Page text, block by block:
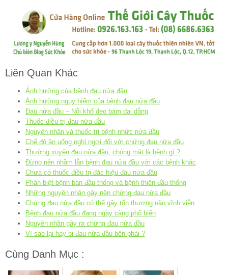
Liên Quan Khác
Ảnh hưởng của bệnh đau nửa đầu
Ảnh hưởng nguy hiểm của bệnh đau nửa đầu
Đau nửa đầu – Nỗi khổ đeo bám dai dẳng
Thuốc điều trị đau nửa đầu
Nguyên nhân và thuốc trị bệnh nhức nửa đầu
Chế độ ăn uống nghỉ ngơi đối với chứng đau nửa đầu
Thường xuyên đau nửa đầu, chóng mặt là bệnh gì ?
Đừng nên nhầm lẫn bệnh đau nửa đầu với các bệnh khác
Chưa có thuốc điều trị đặc hiệu đau nửa đầu
Phân biệt bệnh bán đầu thống và bệnh thiên đầu thống
Những nguyên nhân gây nên chứng đau nửa đầu
Chứng đau nửa đầu có thể gây tổn thương não vĩnh viễn
Bệnh đau nửa đầu đang ngày càng phổ biến
Nguyên nhân gây ra chứng đau nửa đầu
Vì sao lại hay bị đau nửa đầu bên phải ?
Cùng Danh Mục :